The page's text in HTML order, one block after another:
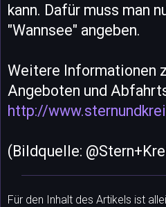
kann. Dafür muss man
"Wannsee" angeben.
Weitere Informationen
Angeboten und
http://
(Bildquelle:
Für den Inhalt des Artikels ist